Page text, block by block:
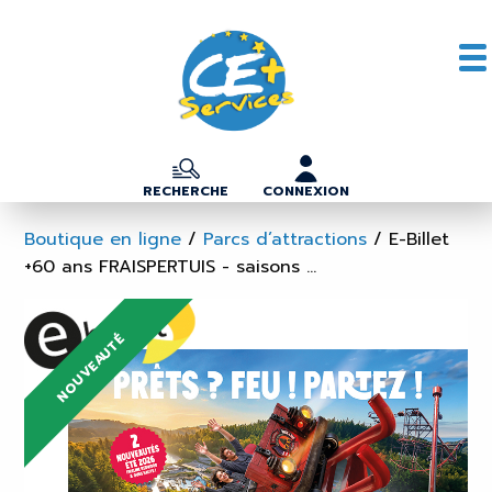
RECHERCHE CONNEXION
Boutique en ligne / Parcs d’attractions / E-Billet
+60 ans FRAISPERTUIS - saisons ...
NOUVEAUTÉ